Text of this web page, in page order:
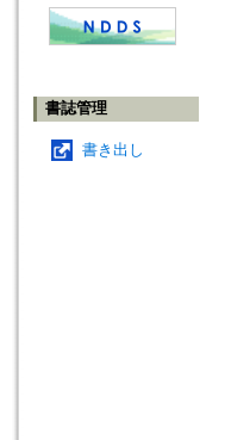
書誌管理
書き出し